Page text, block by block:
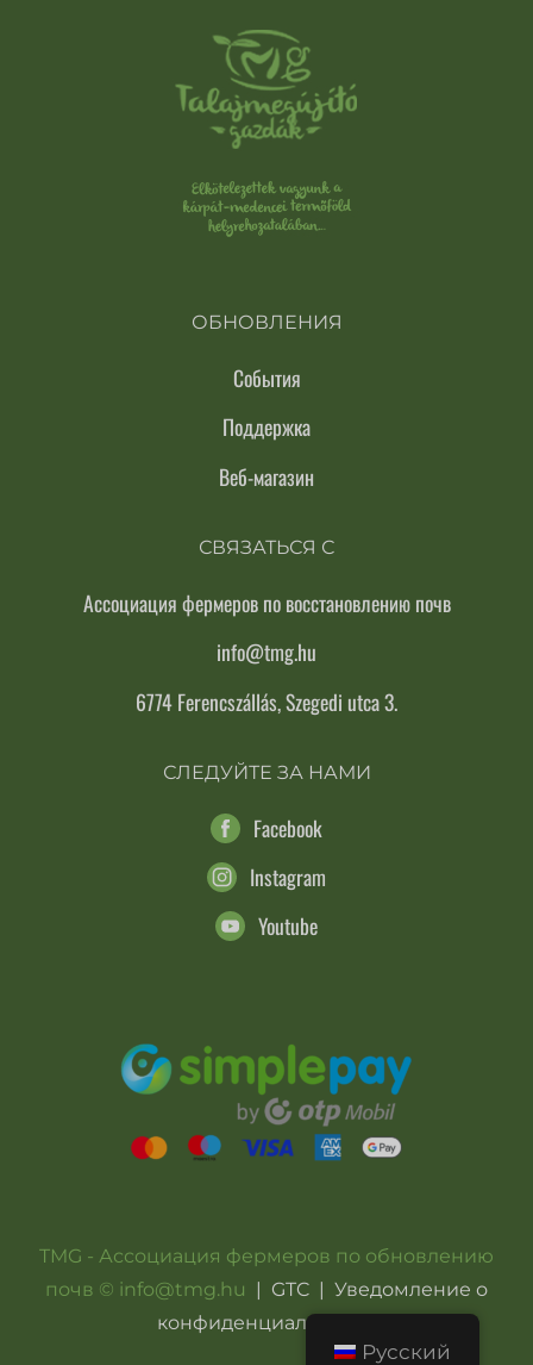
ОБНОВЛЕНИЯ
События
Поддержка
Веб-магазин
СВЯЗАТЬСЯ С
Ассоциация фермеров по восстановлению почв
info@tmg.hu
6774 Ferencszállás, Szegedi utca 3.
СЛЕДУЙТЕ ЗА НАМИ
Facebook
Instagram
Youtube
TMG - Ассоциация фермеров по обновлению
почв © info@tmg.hu
GTC
Уведомление о
конфиденциальности
Русский